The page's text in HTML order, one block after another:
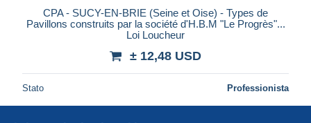
CPA - SUCY-EN-BRIE (Seine et Oise) - Types de
Pavillons construits par la société d'H.B.M "Le Progrès"...
Loi Loucheur
± 12,48 USD
Stato Professionista